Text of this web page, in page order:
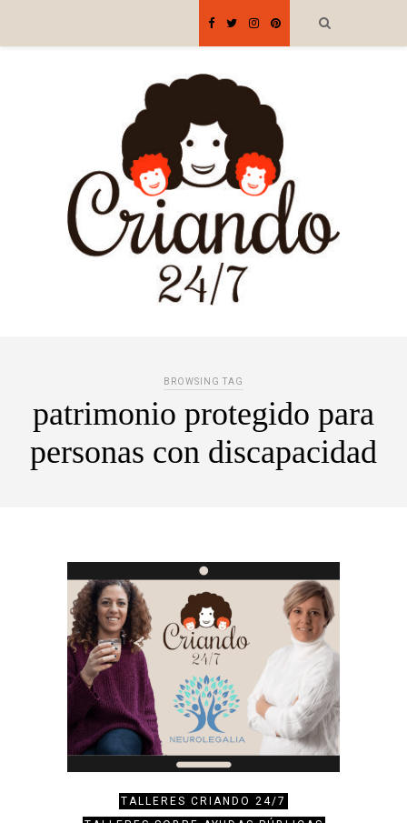
BROWSING TAG
patrimonio protegido para
personas con discapacidad
TALLERES CRIANDO 24/7